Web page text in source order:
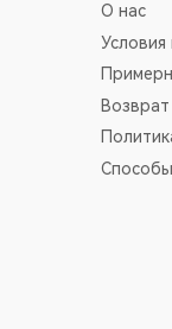
О нас
Условия